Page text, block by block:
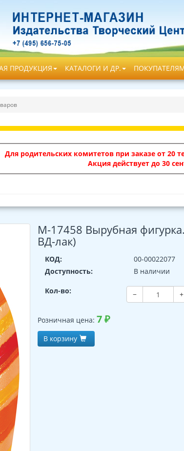
ПРОДУКЦИЯ КАТАЛОГИ И ДР.
Для родительских комитетов при заказе от 20
Акция действует до 30
М-17458 Вырубная
ВД-лак)
КОД:
00-00022077
Доступность:
В наличии
Кол-во: − +
Розничная цена:7₽
В корзину